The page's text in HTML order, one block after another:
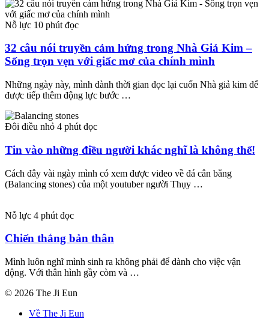
Nỗ lực 10 phút đọc
32 câu nói truyền cảm hứng trong Nhà Giả Kim –
Sống trọn vẹn với giấc mơ của chính mình
Những ngày này, mình dành thời gian đọc lại cuốn Nhà giả kim để
được tiếp thêm động lực bước …
Đôi điều nhỏ 4 phút đọc
Tin vào những điều người khác nghĩ là không thể!
Cách đây vài ngày mình có xem được video về đá cân bằng
(Balancing stones) của một youtuber người Thụy …
Nỗ lực 4 phút đọc
Chiến thắng bản thân
Mình luôn nghĩ mình sinh ra không phải để dành cho việc vận
động. Với thân hình gầy còm và …
© 2026 The Ji Eun
Về The Ji Eun